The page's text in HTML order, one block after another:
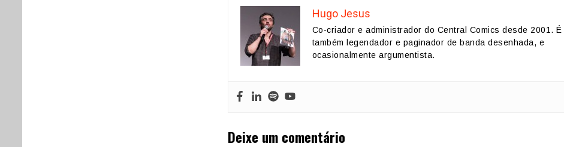
Hugo Jesus
Co-criador e administrador do Central Comics desde 2001. É
também legendador e paginador de banda desenhada, e
ocasionalmente argumentista.
Deixe um comentário